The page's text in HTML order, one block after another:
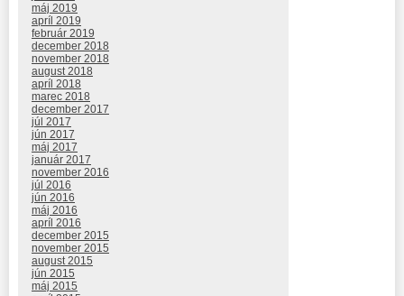
máj 2019
apríl 2019
február 2019
december 2018
november 2018
august 2018
apríl 2018
marec 2018
december 2017
júl 2017
jún 2017
máj 2017
január 2017
november 2016
júl 2016
jún 2016
máj 2016
apríl 2016
december 2015
november 2015
august 2015
jún 2015
máj 2015